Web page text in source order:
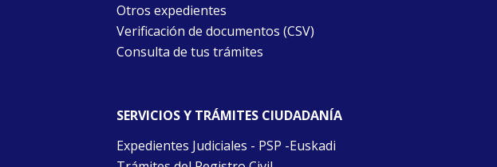
Otros expedientes
Verificación de documentos (CSV)
Consulta de tus trámites
SERVICIOS Y TRÁMITES CIUDADANÍA
Expedientes Judiciales - PSP -Euskadi